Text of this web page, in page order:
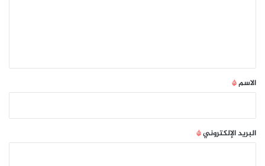
*
الاسم*
البريد الإلكتروني*